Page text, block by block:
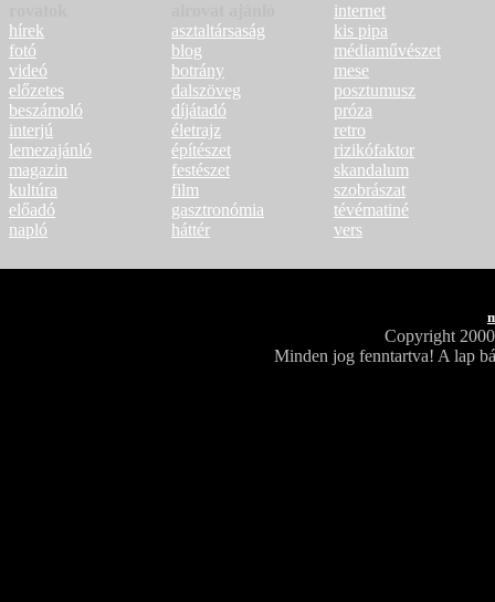
hírek
fotó
videó
előzetes
beszámoló
interjú
lemezajánló
magazin
kultúra
előadó
napló
asztaltársaság
blog
botrány
dalszöveg
díjátadó
életrajz
építészet
festészet
film
gasztronómia
háttér
internet
kis pipa
médiaművészet
mese
posztumusz
próza
retro
rizikófaktor
skandalum
szobrászat
tévématiné
vers
Copyright
Minden jog fenntartva! A lap